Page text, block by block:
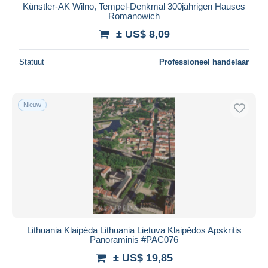
Künstler-AK Wilno, Tempel-Denkmal 300jährigen Hauses
Romanowich
± US$ 8,09
Statuut Professioneel handelaar
Nieuw
Lithuania Klaipėda Lithuania Lietuva Klaipėdos Apskritis
Panoraminis #PAC076
± US$ 19,85